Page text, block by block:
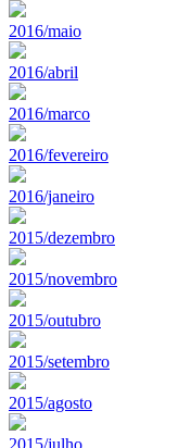
2016/maio
2016/abril
2016/marco
2016/fevereiro
2016/janeiro
2015/dezembro
2015/novembro
2015/outubro
2015/setembro
2015/agosto
2015/julho